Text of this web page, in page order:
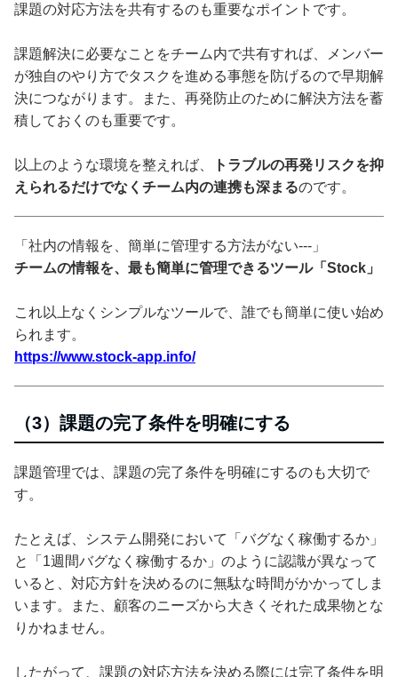
課題の対応方法を共有するのも重要なポイントです。
課題解決に必要なことをチーム内で共有すれば、メンバー
が独自のやり方でタスクを進める事態を防げるので早期解
決につながります。また、再発防止のために解決方法を蓄
積しておくのも重要です。
以上のような環境を整えれば、
トラブルの再発リスクを抑
えられるだけでなくチーム内の連携も深まるのです。
「社内の情報を、簡単に管理する方法がない---」
チームの情報を、最も簡単に管理できるツール「Stock」
これ以上なくシンプルなツールで、誰でも簡単に使い始め
られます。
https://www.stock-app.info/
（3）課題の完了条件を明確にする
課題管理では、課題の完了条件を明確にするのも大切で
す。
たとえば、システム開発において「バグなく稼働するか」
と「1週間バグなく稼働するか」のように認識が異なって
いると、対応方針を決めるのに無駄な時間がかかってしま
います。また、顧客のニーズから大きくそれた成果物とな
りかねません。
したがって、課題の対応方法を決める際には完了条件を明